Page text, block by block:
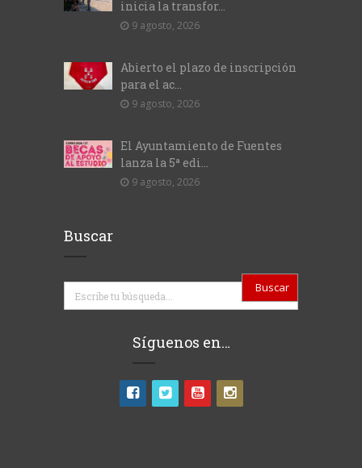
inicia la transfor...
9 agosto, 2026
Abierto el plazo de inscripción
para el ac...
9 agosto, 2026
El Ayuntamiento de Fuentes
lanza la 5ª edi...
9 agosto, 2026
Buscar
Buscar
Síguenos en…